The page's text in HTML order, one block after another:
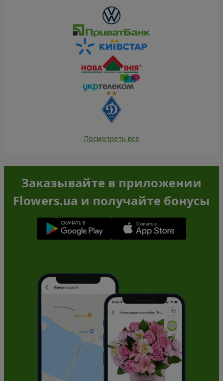
Посмотреть все
Заказывайте в приложении
Flowers.ua и получайте бонусы